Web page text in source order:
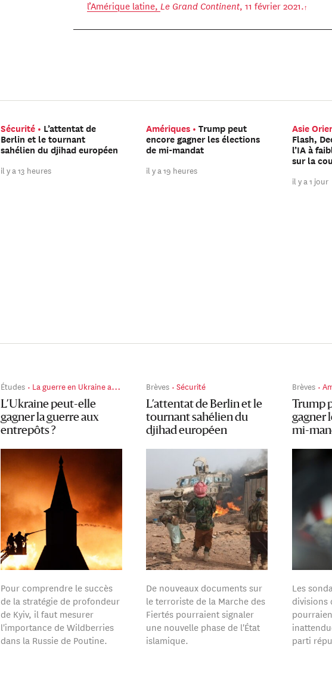
l’Amérique latine,Le Grand Continent, 11 février 2021.
Sécurité
L’attentat de
Berlin et le tournant
sahélien du djihad européen
il y a 13 heures
Amériques
Trump peut
encore gagner les élections
de mi-mandat
il y a 19 heures
Asie
Flash,
l’IA à
sur la
il y a 1 jour
Études La guerre en Ukraine au jour le jour
L’Ukraine peut-elle
gagner la guerre aux
entrepôts ?
Pour comprendre le succès
de la stratégie de profondeur
de Kyiv, il faut mesurer
l'importance de Wildberries
dans la Russie de Poutine.
Brèves Sécurité
L’attentat de Berlin et le
tournant sahélien du
djihad européen
De nouveaux documents sur
le terroriste de la Marche des
Fiertés pourraient signaler
une nouvelle phase de l'État
islamique.
Brèves
Trump
gagner
mi-
Les
divisions
parti